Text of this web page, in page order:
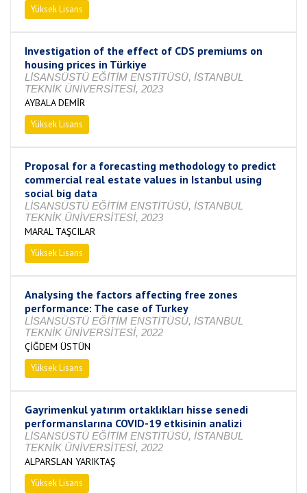
Yüksek Lisans
Investigation of the effect of CDS premiums on
housing prices in Türkiye
LİSANSÜSTÜ EĞİTİM ENSTİTÜSÜ, İSTANBUL
TEKNİK ÜNİVERSİTESİ, 2023
AYBALA DEMİR
Yüksek Lisans
Proposal for a forecasting methodology to predict
commercial real estate values in Istanbul using
social big data
LİSANSÜSTÜ EĞİTİM ENSTİTÜSÜ, İSTANBUL
TEKNİK ÜNİVERSİTESİ, 2023
MARAL TAŞCILAR
Yüksek Lisans
Analysing the factors affecting free zones
performance: The case of Turkey
LİSANSÜSTÜ EĞİTİM ENSTİTÜSÜ, İSTANBUL
TEKNİK ÜNİVERSİTESİ, 2022
ÇİĞDEM ÜSTÜN
Yüksek Lisans
Gayrimenkul yatırım ortaklıkları hisse senedi
performanslarına COVID-19 etkisinin analizi
LİSANSÜSTÜ EĞİTİM ENSTİTÜSÜ, İSTANBUL
TEKNİK ÜNİVERSİTESİ, 2022
ALPARSLAN YARIKTAŞ
Yüksek Lisans